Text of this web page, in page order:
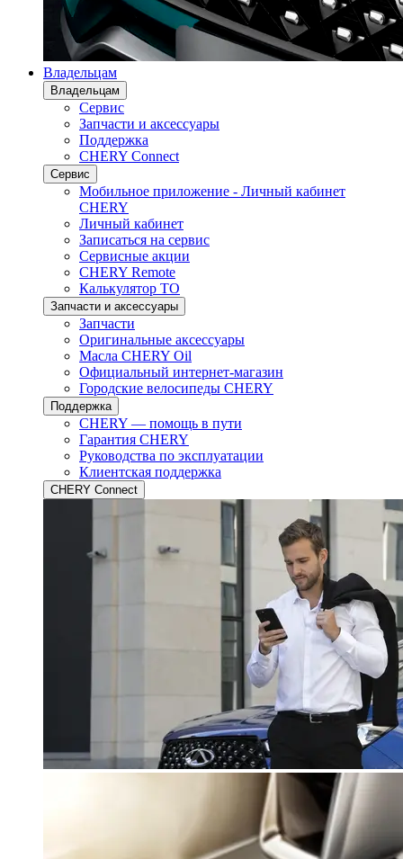
Владельцам
Владельцам
Сервис
Запчасти и аксессуары
Поддержка
CHERY Connect
Сервис
Мобильное приложение - Личный кабинет
CHERY
Личный кабинет
Записаться на сервис
Сервисные акции
CHERY Remote
Калькулятор ТО
Запчасти и аксессуары
Запчасти
Оригинальные аксессуары
Масла CHERY Oil
Официальный интернет-магазин
Городские велосипеды CHERY
Поддержка
CHERY — помощь в пути
Гарантия CHERY
Руководства по эксплуатации
Клиентская поддержка
CHERY Connect